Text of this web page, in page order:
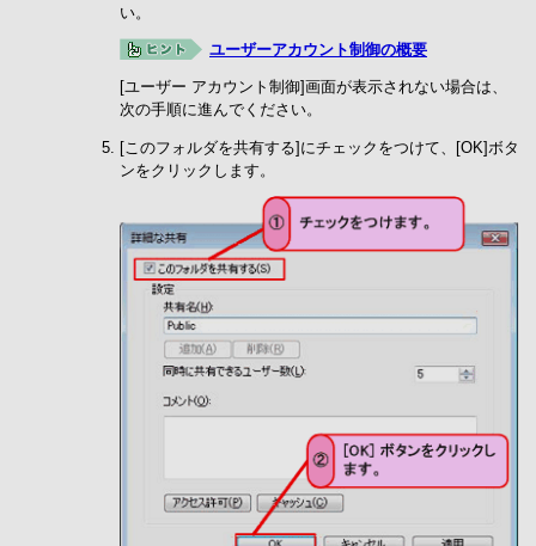
い。
ユーザーアカウント制御の概要
[ユーザー アカウント制御]画面が表示されない場合は、
次の手順に進んでください。
[このフォルダを共有する]にチェックをつけて、[OK]ボタ
ンをクリックします。